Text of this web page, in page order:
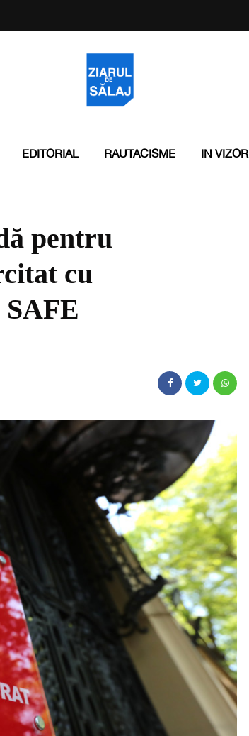
EDITORIAL RAUTACISME IN VIZOR
pentru
cu